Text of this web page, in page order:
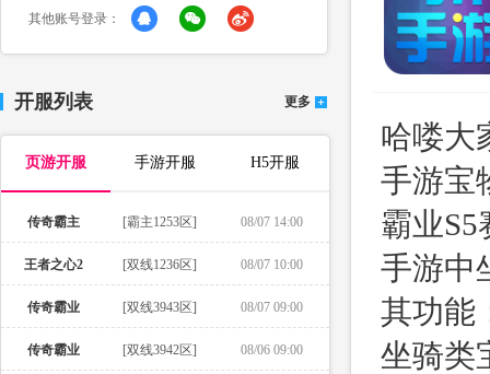
其他账号登录：
开服列表 更多
页游开服 手游开服 H5开服
传奇霸主 [霸主1253区] 08/07 14:00
王者之心2 [双线1236区] 08/07 10:00
传奇霸业 [双线3943区] 08/07 09:00
传奇霸业 [双线3942区] 08/06 09:00
哈喽大
手游宝
霸业
手游中
其功能
坐骑类